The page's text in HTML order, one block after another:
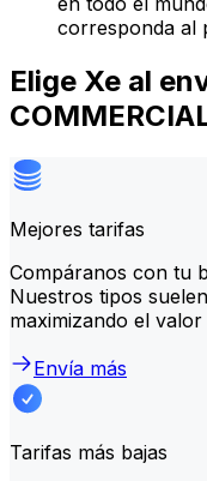
corresponda al
Elige Xe al
Mejores tarifas
Compáranos con tu
Nuestros tipos suelen
maximizando el
Envía más
Tarifas más bajas